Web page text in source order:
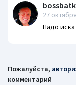
27
Надо
Пожалуйста,
комментарий